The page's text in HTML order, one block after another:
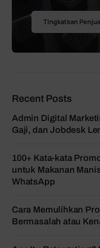
TIngkatkan
Recent Posts
Admin Digital
Gaji, dan Jobdesk
100+ Kata-kata
untuk Makanan
WhatsApp
Cara Memulihkan
Bermasalah atau